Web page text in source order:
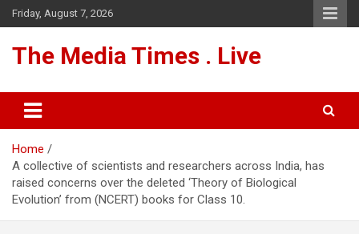
Skip
to
Friday, August 7, 2026
The Media Times . Live
Home
A collective of scientists and researchers across India, has
raised concerns over the deleted ‘Theory of Biological
Evolution’ from (NCERT) books for Class 10.